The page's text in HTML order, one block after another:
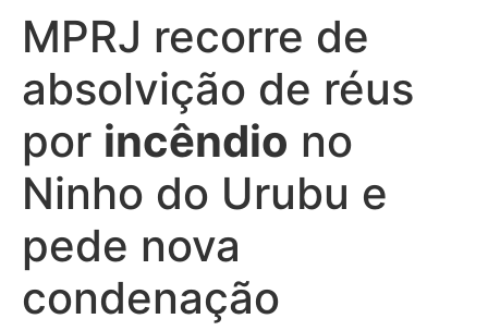
MPRJ recorre de
absolvição de réus
por incêndio no
Ninho do Urubu e
pede nova
condenação